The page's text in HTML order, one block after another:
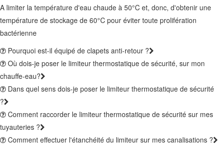
A limiter la température d'eau chaude à 50°C et, donc, d'obtenir une
température de stockage de 60°C pour éviter toute prolifération
bactérienne
Pourquoi est-il équipé de clapets anti-retour ?
Où dois-je poser le limiteur thermostatique de sécurité, sur mon
chauffe-eau?
Dans quel sens dois-je poser le limiteur thermostatique de sécurité
?
Comment raccorder le limiteur thermostatique de sécurité sur mes
tuyauteries ?
Comment effectuer l'étanchéité du limiteur sur mes canalisations ?